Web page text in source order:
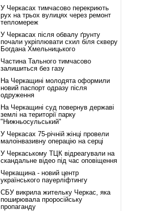
У Черкасах тимчасово перекриють
рух на трьох вулицях через ремонт
тепломереж
У Черкасах після обвалу ґрунту
почали укріплювати схил біля скверу
Богдана Хмельницького
Частина Тального тимчасово
залишиться без газу
На Черкащині молодята оформили
новий паспорт одразу після
одруження
На Черкащині суд повернув державі
землі на території парку
"Нижньосульський"
У Черкасах 75-річній жінці провели
малоінвазивну операцію на серці
У Черкаському ТЦК відреагували на
скандальне відео під час оповіщення
Черкащина - новий центр
українського пауерліфтингу
СБУ викрила жительку Черкас, яка
поширювала проросійську
пропаганду